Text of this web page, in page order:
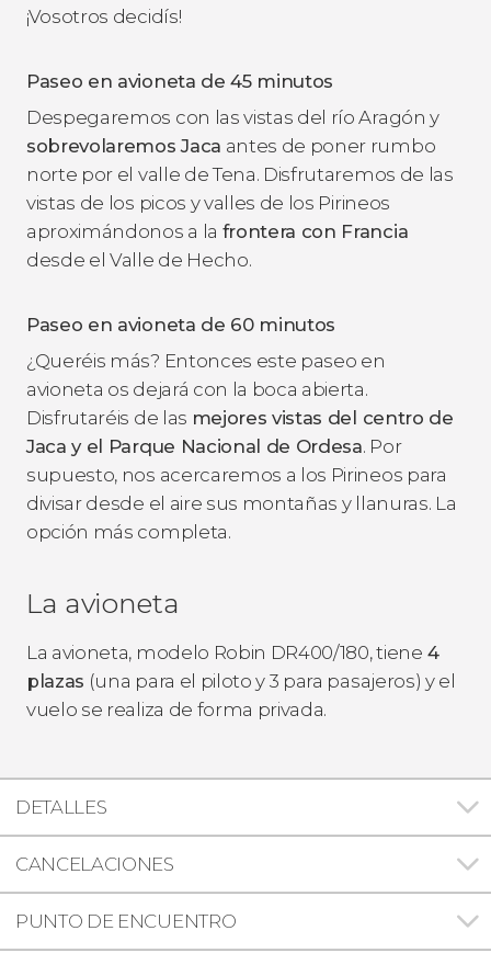
¡Vosotros decidís!
Paseo en avioneta de 45 minutos
Despegaremos con las vistas del río Aragón y
sobrevolaremos Jaca antes de poner rumbo
norte por el valle de Tena. Disfrutaremos de las
vistas de los picos y valles de los Pirineos
aproximándonos a la frontera con Francia
desde el Valle de Hecho.
Paseo en avioneta de 60 minutos
¿Queréis más? Entonces este paseo en
avioneta os dejará con la boca abierta.
Disfrutaréis de las mejores vistas del centro de
Jaca y el Parque Nacional de Ordesa. Por
supuesto, nos acercaremos a los Pirineos para
divisar desde el aire sus montañas y llanuras. La
opción más completa.
La avioneta
La avioneta, modelo Robin DR400/180, tiene 4
plazas (una para el piloto y 3 para pasajeros) y el
vuelo se realiza de forma privada.
DETALLES
CANCELACIONES
PUNTO DE ENCUENTRO